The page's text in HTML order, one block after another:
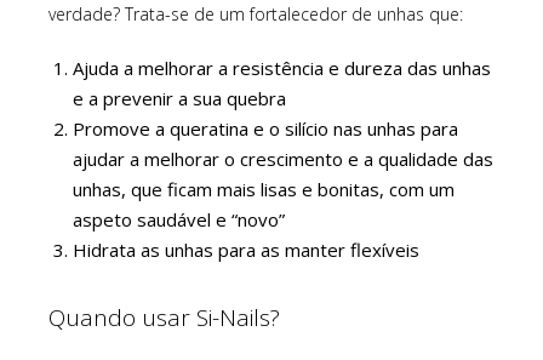
verdade? Trata-se de um fortalecedor de unhas que:
Ajuda a melhorar a resistência e dureza das unhas
e a prevenir a sua quebra
Promove a queratina e o silício nas unhas para
ajudar a melhorar o crescimento e a qualidade das
unhas, que ficam mais lisas e bonitas, com um
aspeto saudável e “novo”
Hidrata as unhas para as manter flexíveis
Quando usar Si-Nails?